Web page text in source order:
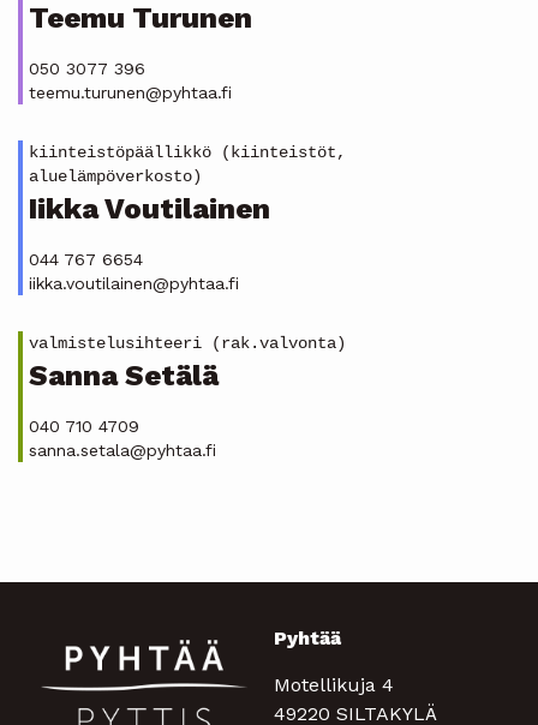
Teemu Turunen
050 3077 396
teemu.turunen@pyhtaa.fi
kiinteistöpäällikkö (kiinteistöt,
aluelämpöverkosto)
Iikka Voutilainen
044 767 6654
iikka.voutilainen@pyhtaa.fi
valmistelusihteeri (rak.valvonta)
Sanna Setälä
040 710 4709
sanna.setala@pyhtaa.fi
Pyhtää
Motellikuja 4
49220 SILTAKYLÄ